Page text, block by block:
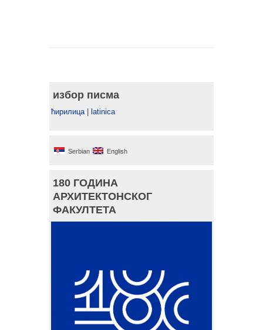
избор писма
ћирилица | latinica
Serbian English
180 ГОДИНА
АРХИТЕКТОНСКОГ
ФАКУЛТЕТА